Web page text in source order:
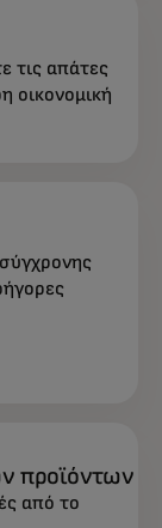
τις απάτες
οικονομική
προϊόντων
από το